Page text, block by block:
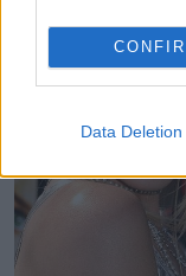
Data Deletion